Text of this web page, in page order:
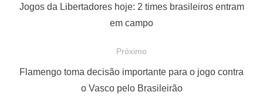
P
a
Jogos da Libertadores hoje: 2 times brasileiros entram
em campo
Próximo
PFlamengo toma decisão importante para o jogo contra
o Vasco pelo Brasileirão